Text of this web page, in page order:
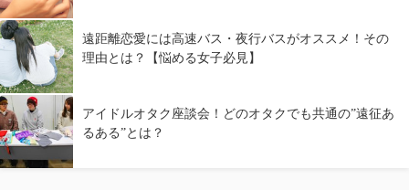
遠距離恋愛には高速バス・夜行バスがオススメ！その
理由とは？【悩める女子必見】
アイドルオタク座談会！どのオタクでも共通の”遠征あ
るある”とは？